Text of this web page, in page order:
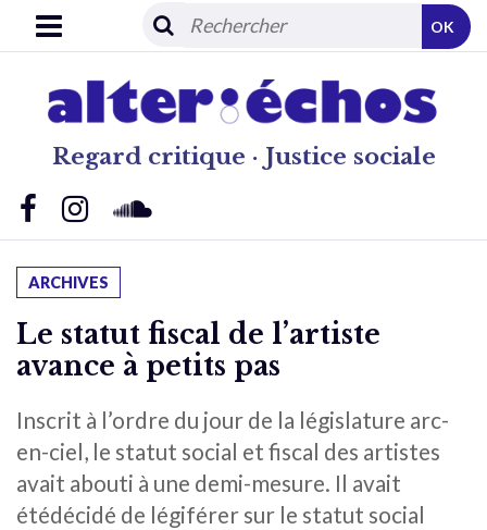
Regard critique · Justice sociale
OK
ARCHIVES
Le statut fiscal de l’artiste
avance à petits pas
Inscrit à l’ordre du jour de la législature arc-
en-ciel, le statut social et fiscal des artistes
avait abouti à une demi-mesure. Il avait
étédécidé de légiférer sur le statut social